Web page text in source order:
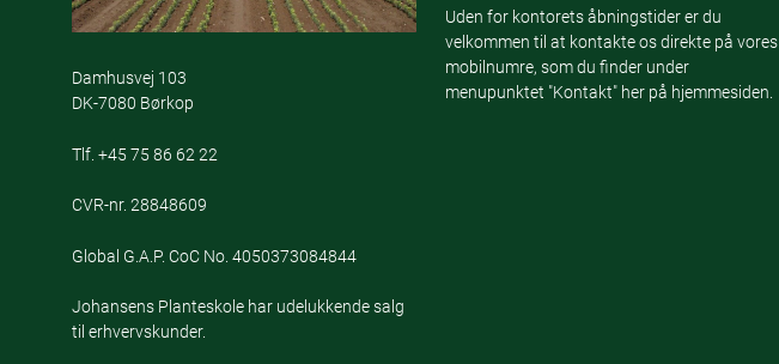
Damhusvej 103
DK-7080 Børkop
Tlf. +45 75 86 62 22
CVR-nr. 28848609
Global G.A.P. CoC No. 4050373084844
Johansens Planteskole har udelukkende salg
til erhvervskunder.
Uden for kontorets åbningstider er du
velkommen til at kontakte os direkte på vores
mobilnumre, som du finder under
menupunktet "Kontakt" her på hjemmesiden.